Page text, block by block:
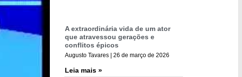
A extraordinária vida de um ator
que atravessou gerações e
conflitos épicos
Augusto Tavares 26 de março de 2026
Leia mais »